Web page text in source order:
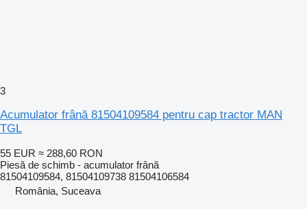
3
Acumulator frână 81504109584 pentru cap tractor MAN
TGL
55 EUR ≈ 288,60 RON
Piesă de schimb - acumulator frână
81504109584, 81504109738 81504106584
România, Suceava